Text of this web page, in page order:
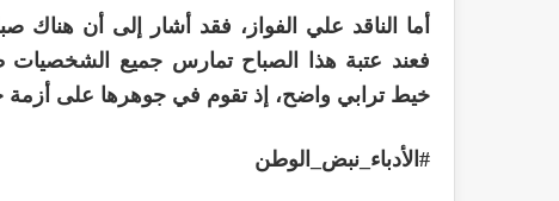
أما الناقد علي الفواز، فقد أشار إلى أن هناك
فعند عتبة هذا الصباح تمارس جميع
خيط ترابي واضح، إذ تقوم في جوهرها على
#الأدباء_نبض_الوطن